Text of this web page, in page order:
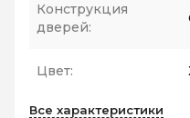
Конструкция
дверей:
Цвет:
Все характеристики